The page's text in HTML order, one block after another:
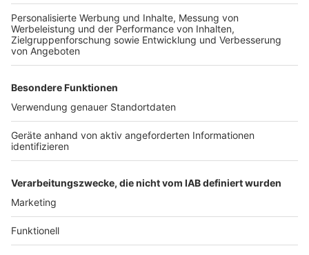
Weitere Themen von Rhein und Erft
Anzeige
Schwerer Unfall am Bahnhof Königsdorf
im Netz
Bedburg: Johannesstraße wegen umgekipptem
Baum gesperrt
Anzeige